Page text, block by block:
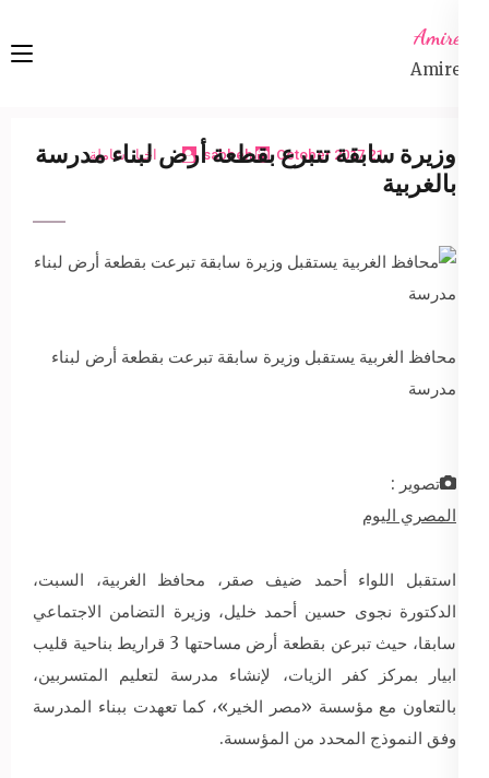
content
Amireta
Amireta
21 October 2017
sabbeh اخبار شاملة
وزيرة سابقة تتبرع بقطعة أرض لبناء مدرسة
بالغربية
محافظ الغربية يستقبل وزيرة سابقة تبرعت بقطعة أرض لبناء
مدرسة
تصوير :
المصري اليوم
استقبل اللواء أحمد ضيف صقر، محافظ الغربية، السبت،
الدكتورة نجوى حسين أحمد خليل، وزيرة التضامن الاجتماعي
سابقا، حيث تبرعن بقطعة أرض مساحتها 3 قراريط بناحية قليب
ابيار بمركز كفر الزيات، لإنشاء مدرسة لتعليم المتسربين،
بالتعاون مع مؤسسة «مصر الخير»، كما تعهدت ببناء المدرسة
وفق النموذج المحدد من المؤسسة.